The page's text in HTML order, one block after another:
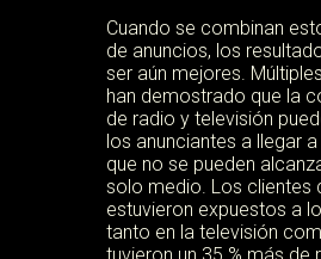
Cuando se combinan
de anuncios, los
ser aún mejores.
han demostrado que la
de radio y televisión
los anunciantes a llegar
que no se pueden
solo medio. Los clientes
estuvieron expuestos a
tanto en la televisión